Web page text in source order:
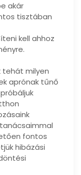
akár
tisztában
kell ahhoz
tehát milyen
aprónak tűnő
fontos
hibázási